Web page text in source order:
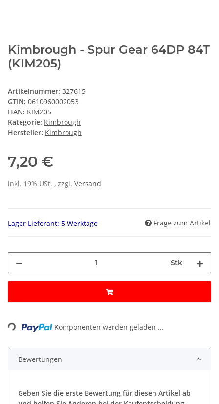
Kimbrough - Spur Gear 64DP 84T
(KIM205)
Artikelnummer: 327615
GTIN: 0610960002053
HAN: KIM205
Kategorie: Kimbrough
Hersteller: Kimbrough
7,20 €
inkl. 19% USt. , zzgl. Versand
Lager Lieferant: 5 Werktage Frage zum Artikel
Stk
Komponenten werden geladen ...
Bewertungen
Geben Sie die erste Bewertung für diesen Artikel ab